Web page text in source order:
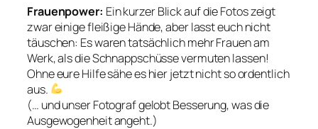
Frauenpower: Ein kurzer Blick auf die Fotos zeigt
zwar einige fleißige Hände, aber lasst euch nicht
täuschen: Es waren tatsächlich mehr Frauen am
Werk, als die Schnappschüsse vermuten lassen!
Ohne eure Hilfe sähe es hier jetzt nicht so ordentlich
aus.
(… und unser Fotograf gelobt Besserung, was die
Ausgewogenheit angeht.)